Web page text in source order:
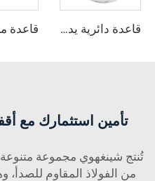
قاعدة دائرية يدوية من الفولاذ المقاوم للصدأ 316 درجة 90
تأمين استثمارك مع
تُنتج شينغهوي مجموعة
من الفولاذ المقاوم للصدأ،